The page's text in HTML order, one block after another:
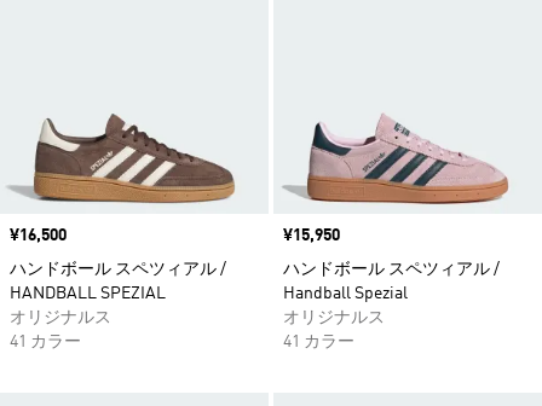
価格
¥16,500
ハンドボール スペツィアル /
HANDBALL SPEZIAL
オリジナルス
41 カラー
価格
¥15,950
ハンドボール スペツィアル /
Handball Spezial
オリジナルス
41 カラー